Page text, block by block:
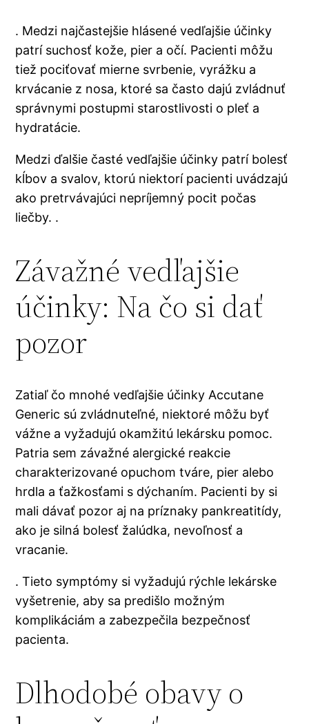
. Medzi najčastejšie hlásené vedľajšie účinky
patrí suchosť kože, pier a očí. Pacienti môžu
tiež pociťovať mierne svrbenie, vyrážku a
krvácanie z nosa, ktoré sa často dajú zvládnuť
správnymi postupmi starostlivosti o pleť a
hydratácie.
Medzi ďalšie časté vedľajšie účinky patrí bolesť
kĺbov a svalov, ktorú niektorí pacienti uvádzajú
ako pretrvávajúci nepríjemný pocit počas
liečby. .
Závažné vedľajšie
účinky: Na čo si dať
pozor
Zatiaľ čo mnohé vedľajšie účinky Accutane
Generic sú zvládnuteľné, niektoré môžu byť
vážne a vyžadujú okamžitú lekársku pomoc.
Patria sem závažné alergické reakcie
charakterizované opuchom tváre, pier alebo
hrdla a ťažkosťami s dýchaním. Pacienti by si
mali dávať pozor aj na príznaky pankreatitídy,
ako je silná bolesť žalúdka, nevoľnosť a
vracanie.
. Tieto symptómy si vyžadujú rýchle lekárske
vyšetrenie, aby sa predišlo možným
komplikáciám a zabezpečila bezpečnosť
pacienta.
Dlhodobé obavy o